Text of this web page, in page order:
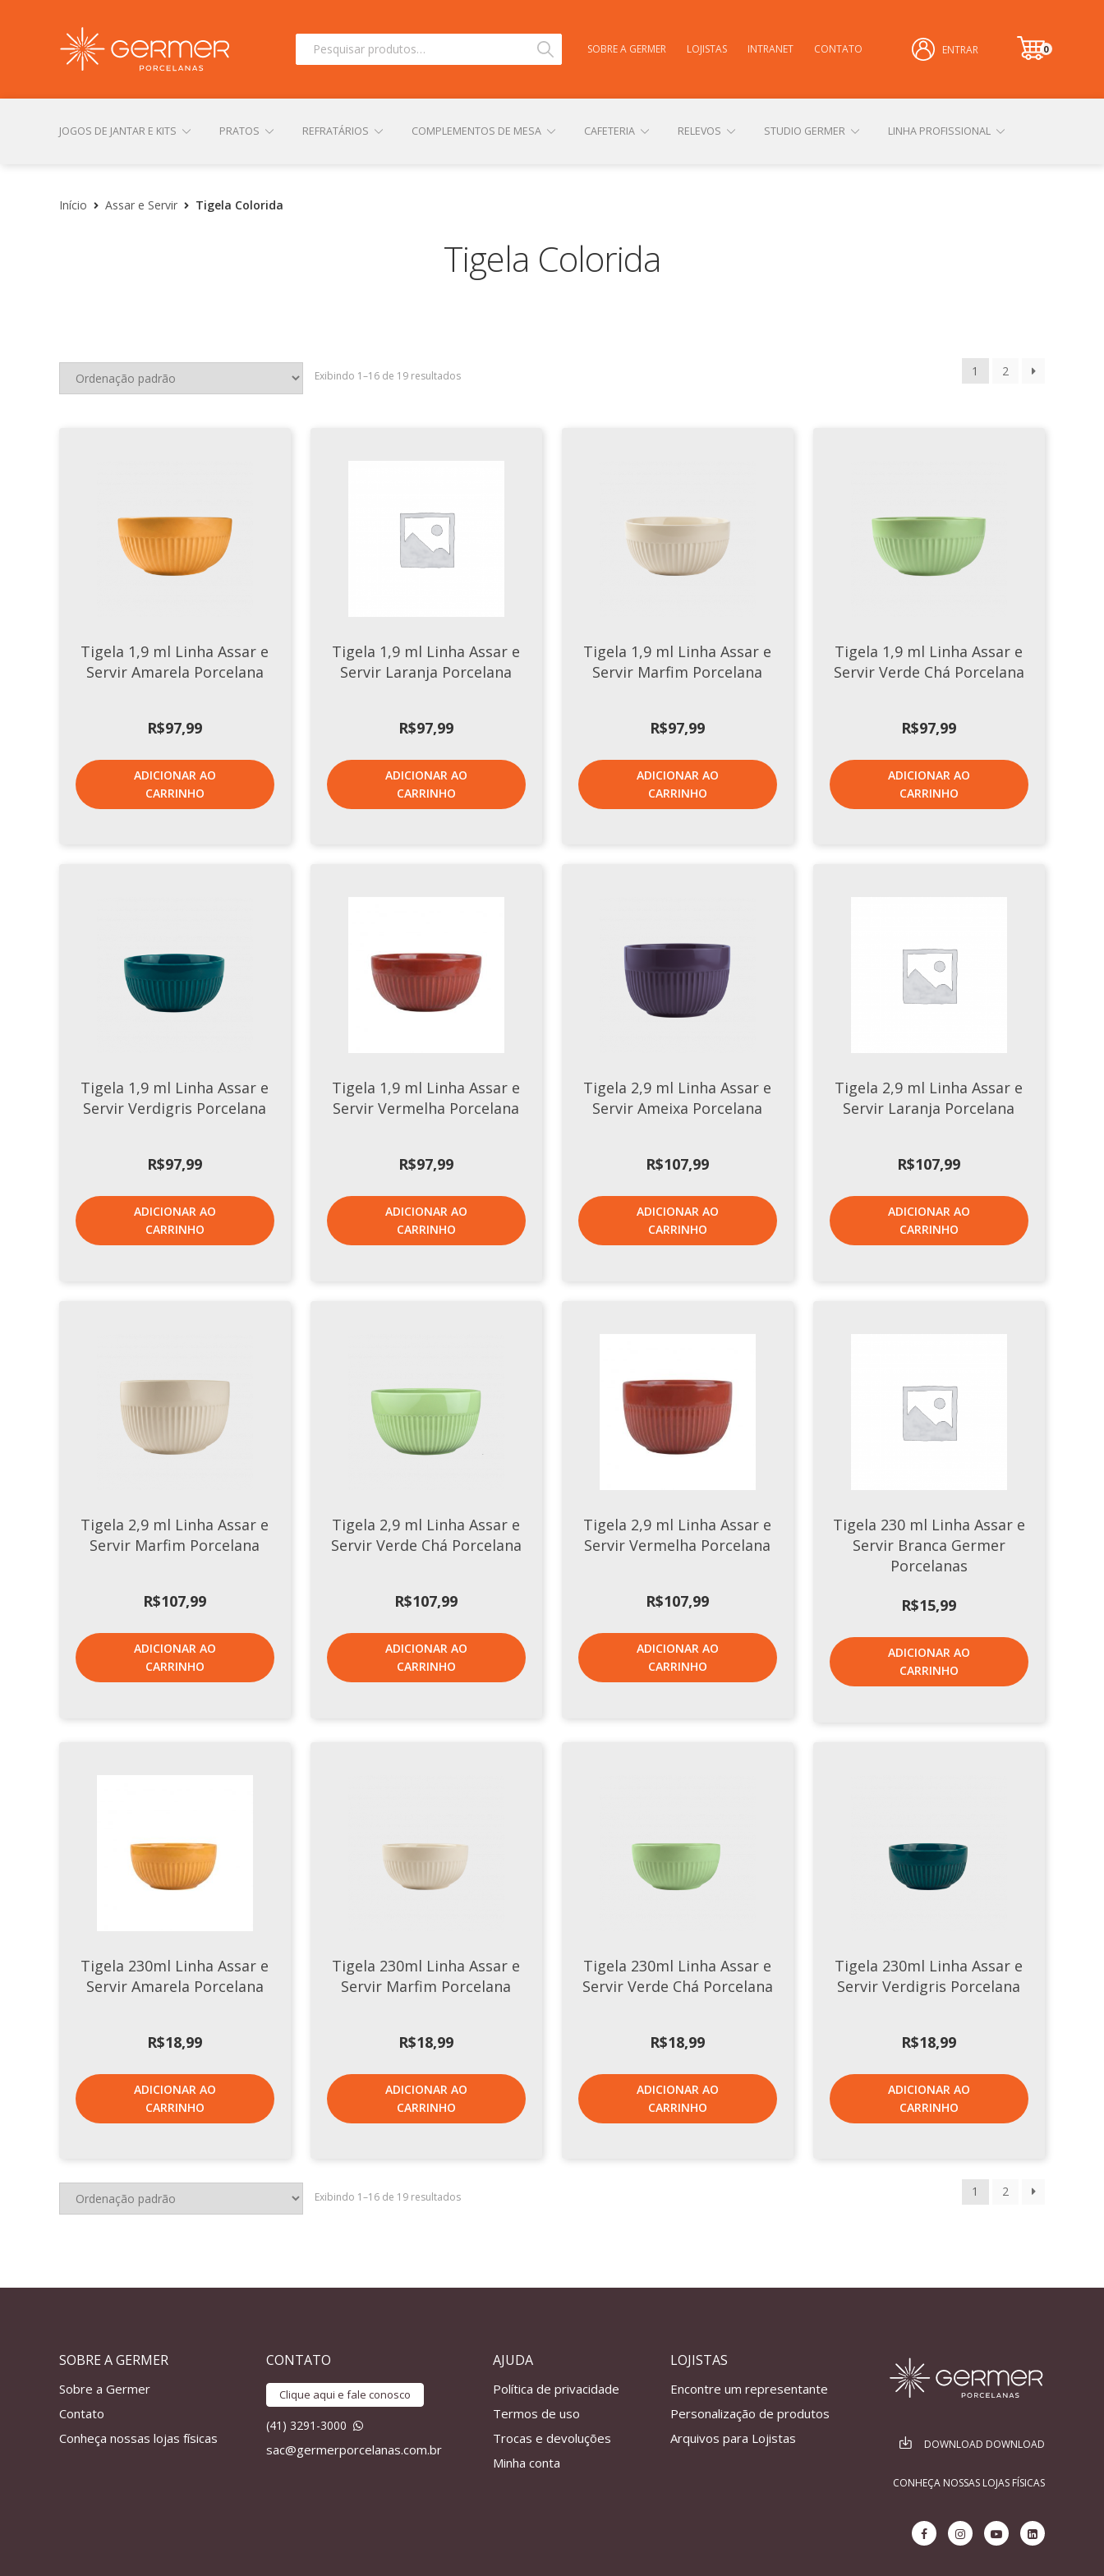
Pesquisar
Pesquisar SOBRE A GERMER LOJISTAS INTRANET CONTATO ENTRAR
0
it
JOGOS DE JANTAR E KITS PRATOS REFRATÁRIOS COMPLEMENTOS DE MESA CAFETERIA RELEVOS STUDIO GERMER LINHA PROFISSIONAL
PERSONALIZAÇÃO DE PRODUTOS
Início Assar e Servir Tigela Colorida
Tigela Colorida
Exibindo 1–16 de 19 resultados 1 2
Tigela 1,9 ml Linha Assar e
Servir Amarela Porcelana
R$97,99
ADICIONAR AO
CARRINHO
Tigela 1,9 ml Linha Assar e
Servir Laranja Porcelana
R$97,99
ADICIONAR AO
CARRINHO
Tigela 1,9 ml Linha Assar e
Servir Marfim Porcelana
R$97,99
ADICIONAR AO
CARRINHO
Tigela 1,9 ml Linha Assar e
Servir Verde Chá Porcelana
R$97,99
ADICIONAR AO
CARRINHO
Tigela 1,9 ml Linha Assar e
Servir Verdigris Porcelana
R$97,99
ADICIONAR AO
CARRINHO
Tigela 1,9 ml Linha Assar e
Servir Vermelha Porcelana
R$97,99
ADICIONAR AO
CARRINHO
Tigela 2,9 ml Linha Assar e
Servir Ameixa Porcelana
R$107,99
ADICIONAR AO
CARRINHO
Tigela 2,9 ml Linha Assar e
Servir Laranja Porcelana
R$107,99
ADICIONAR AO
CARRINHO
Tigela 2,9 ml Linha Assar e
Servir Marfim Porcelana
R$107,99
ADICIONAR AO
CARRINHO
Tigela 2,9 ml Linha Assar e
Servir Verde Chá Porcelana
R$107,99
ADICIONAR AO
CARRINHO
Tigela 2,9 ml Linha Assar e
Servir Vermelha Porcelana
R$107,99
ADICIONAR AO
CARRINHO
Tigela 230 ml Linha Assar e
Servir Branca Germer
Porcelanas
R$15,99
ADICIONAR AO
CARRINHO
Tigela 230ml Linha Assar e
Servir Amarela Porcelana
R$18,99
ADICIONAR AO
CARRINHO
Tigela 230ml Linha Assar e
Servir Marfim Porcelana
R$18,99
ADICIONAR AO
CARRINHO
Tigela 230ml Linha Assar e
Servir Verde Chá Porcelana
R$18,99
ADICIONAR AO
CARRINHO
Tigela 230ml Linha Assar e
Servir Verdigris Porcelana
R$18,99
ADICIONAR AO
CARRINHO
Exibindo 1–16 de 19 resultados 1 2
SOBRE A GERMER
Sobre a Germer
Contato
Conheça nossas lojas físicas
CONTATO
Clique aqui e fale conosco
(41) 3291-3000
sac@germerporcelanas.com.br
AJUDA
Política de privacidade
Termos de uso
Trocas e devoluções
Minha conta
LOJISTAS
Encontre um representante
Personalização de produtos
Arquivos para Lojistas
DOWNLOAD DOWNLOAD
CONHEÇA NOSSAS LOJAS FÍSICAS